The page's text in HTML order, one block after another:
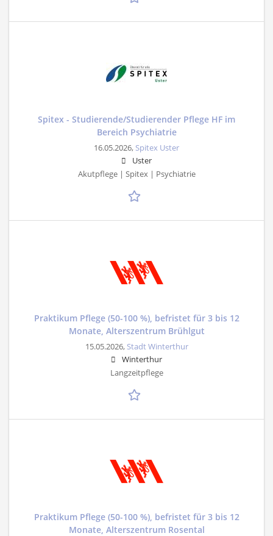
Spitex - Studierende/Studierender Pflege HF im
Bereich Psychiatrie
16.05.2026, Spitex Uster
Uster
Akutpflege | Spitex | Psychiatrie
Praktikum Pflege (50-100 %), befristet für 3 bis 12
Monate, Alterszentrum Brühlgut
15.05.2026, Stadt Winterthur
Winterthur
Langzeitpflege
Praktikum Pflege (50-100 %), befristet für 3 bis 12
Monate, Alterszentrum Rosental